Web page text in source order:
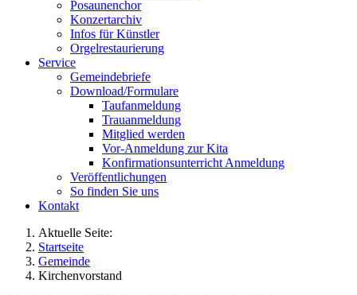
Posaunenchor
Konzertarchiv
Infos für Künstler
Orgelrestaurierung
Service
Gemeindebriefe
Download/Formulare
Taufanmeldung
Trauanmeldung
Mitglied werden
Vor-Anmeldung zur Kita
Konfirmationsunterricht Anmeldung
Veröffentlichungen
So finden Sie uns
Kontakt
Aktuelle Seite:
Startseite
Gemeinde
Kirchenvorstand